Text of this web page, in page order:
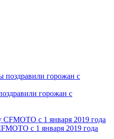
горожан с
c 1 января 2019 года